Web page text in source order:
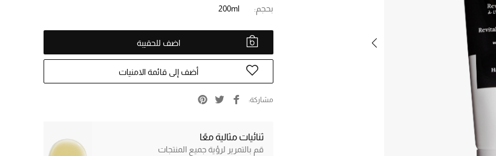
بحجم: 200ml
اضف للحقيبة
أضف إلى قائمة الامنيات
مشاركة
ثنائيات مثالية معًا
قم بالتمرير لرؤية جميع المنتجات